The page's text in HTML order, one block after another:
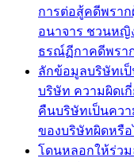
การต่อสู้คดีพราก
อนาจาร ชวนหญิ
ธรณ์ฏีกาคดีพราก
ลักข้อมูลบริษัทเ
บริษัท ความผิดเ
คืนบริษัทเป็นคว
ของบริษัทผิดหรือ
โดนหลอกให้ร่ว